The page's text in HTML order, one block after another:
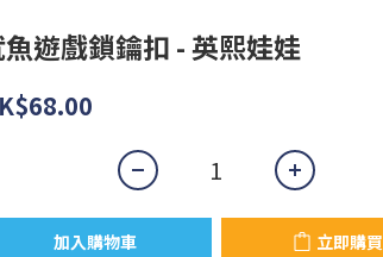
遊戲鎖鑰扣 - 英熙娃娃
加入購物車 立即購買